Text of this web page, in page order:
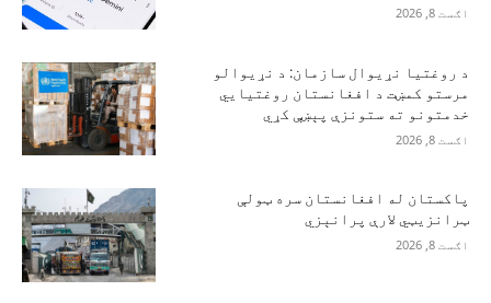
اګست 8, 2026
د روغتیا نړیوال سازمان: د نړیوالو
مرستو کمښت د افغانستان روغتیايي
خدمتونو ته ستونزې پېښې کړي
اګست 8, 2026
پاکستان له افغانستان سره ټولې
ټرانزیټي لارې پرانېزي
اګست 8, 2026